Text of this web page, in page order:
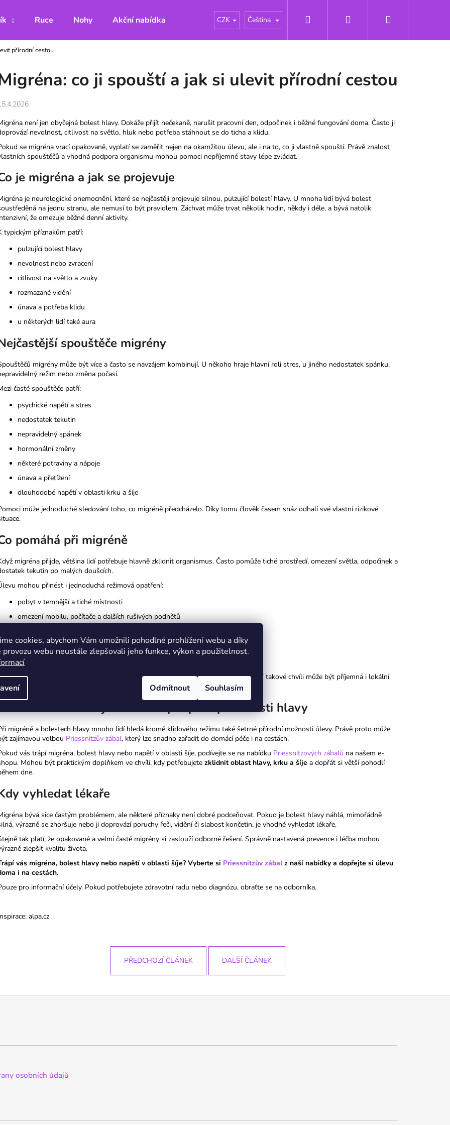
cookies, abychom Vám umožnili pohodlné prohlížení webu a díky
provozu webu neustále zlepšovali jeho funkce, výkon a použitelnost.
Odmítnout Souhlasím
Ruce Nohy Akční nabídka Hřejivé polštářky O nás Novinky Odborné články -
CZK Čeština Přihlášení
přírodní cestou
co ji spouští a jak si ulevit přírodní cestou
není jen obyčejná bolest hlavy. Dokáže přijít nečekaně, narušit pracovní den, odpočinek i běžné fungování doma. Často ji
nevolnost, citlivost na světlo, hluk nebo potřeba stáhnout se do ticha a klidu.
se migréna vrací opakovaně, vyplatí se zaměřit nejen na okamžitou úlevu, ale i na to, co ji vlastně spouští. Právě znalost
spouštěčů a vhodná podpora organismu mohou pomoci nepříjemné stavy lépe zvládat.
je migréna a jak se projevuje
je neurologické onemocnění, které se nejčastěji projevuje silnou, pulzující bolestí hlavy. U mnoha lidí bývá bolest
na jednu stranu, ale nemusí to být pravidlem. Záchvat může trvat několik hodin, někdy i déle, a bývá natolik
že omezuje běžné denní aktivity.
typickým příznakům patří:
pulzující bolest hlavy
nevolnost nebo zvracení
citlivost na světlo a zvuky
rozmazané vidění
únava a potřeba klidu
u některých lidí také aura
spouštěče migrény
migrény může být více a často se navzájem kombinují. U někoho hraje hlavní roli stres, u jiného nedostatek spánku,
režim nebo změna počasí.
časté spouštěče patří:
psychické napětí a stres
nedostatek tekutin
nepravidelný spánek
hormonální změny
některé potraviny a nápoje
únava a přetížení
dlouhodobé napětí v oblasti krku a šíje
může jednoduché sledování toho, co migréně předcházelo. Díky tomu člověk časem snáz odhalí své vlastní rizikové
pomáhá při migréně
migréna přijde, většina lidí potřebuje hlavně zklidnit organismus. Často pomůže tiché prostředí, omezení světla, odpočinek a
tekutin po malých doušcích.
mohou přinést i jednoduchá režimová opatření:
pobyt v temnější a tiché místnosti
omezení mobilu, počítače a dalších rušivých podnětů
jemné uvolnění napětí v krku a ramenou
klidový režim bez zbytečné fyzické zátěže
některých lidí je bolest hlavy spojená právě s napětím v oblasti krční páteře a šíje. V takové chvíli může být příjemná i lokální
která pomůže zklidnit přetíženou oblast.
zábal jako šetrná podpora při bolesti hlavy
migréně a bolestech hlavy mnoho lidí hledá kromě klidového režimu také šetrné přírodní možnosti úlevy. Právě proto může
zajímavou volbou Priessnitzův zábal, který lze snadno zařadit do domácí péče i na cestách.
vás trápí migréna, bolest hlavy nebo napětí v oblasti šíje, podívejte se na nabídku Priessnitzových zábalů na našem e-
Mohou být praktickým doplňkem ve chvíli, kdy potřebujete zklidnit oblast hlavy, krku a šíje a dopřát si větší pohodlí
dne.
vyhledat lékaře
bývá sice častým problémem, ale některé příznaky není dobré podceňovat. Pokud je bolest hlavy náhlá, mimořádně
výrazně se zhoršuje nebo ji doprovází poruchy řeči, vidění či slabost končetin, je vhodné vyhledat lékaře.
tak platí, že opakované a velmi časté migrény si zaslouží odborné řešení. Správně nastavená prevence i léčba mohou
zlepšit kvalitu života.
vás migréna, bolest hlavy nebo napětí v oblasti šíje? Vyberte si Priessnitzův zábalz naší nabídky a dopřejte si úlevu
i na cestách.
pro informační účely. Pokud potřebujete zdravotní radu nebo diagnózu, obraťte se na odborníka.
alpa.cz
PŘEDCHOZÍ ČLÁNEK DALŠÍ ČLÁNEK
Co potřebujete najít?
Doporučujeme
osobních údajů